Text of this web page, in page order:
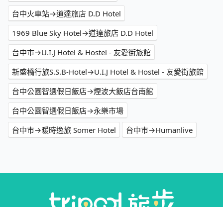
台中火車站→道達旅店 D.D Hotel
1969 Blue Sky Hotel→道達旅店 D.D Hotel
台中市→U.I.J Hotel & Hostel - 友愛街旅館
新盛橋行旅S.S.B-Hotel→U.I.J Hotel & Hostel - 友愛街旅館
台中公園智選假日飯店→煙波大飯店台南館
台中公園智選假日飯店→永樂市場
台中市→暖時逸旅 Somer Hotel
台中市→Humanlive